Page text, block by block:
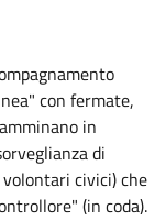
con fermate,
in
di
civici) che
(in coda).